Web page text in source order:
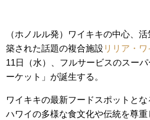
（ホノルル発）ワイキキの中心、
築された話題の複合施設リリア・ワ
11日（水）、フルサービスのスー
ーケット」が誕生する。
ワイキキの最新フードスポットとな
ハワイの多様な食文化や伝統を尊